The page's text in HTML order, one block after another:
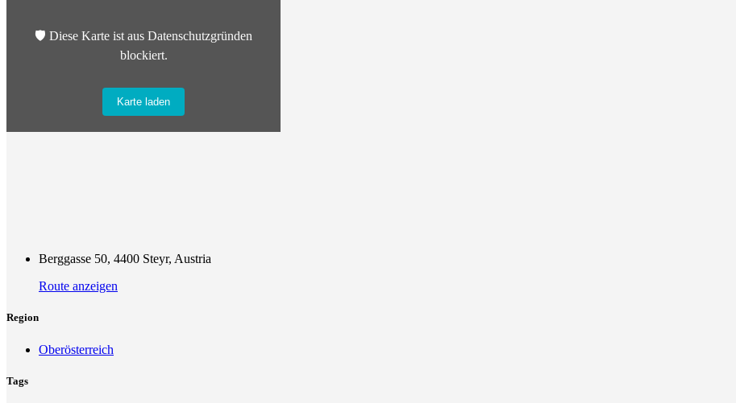
🛡️ Diese Karte ist aus Datenschutzgründen
blockiert.
Karte laden
Berggasse 50, 4400 Steyr, Austria
Route anzeigen
Region
Oberösterreich
Tags